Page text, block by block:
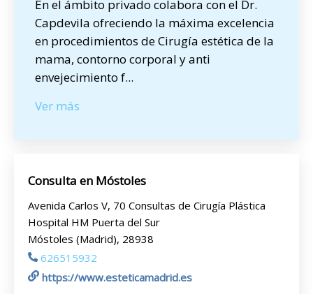
En el ámbito privado colabora con el Dr.
Capdevila ofreciendo la máxima excelencia
en procedimientos de Cirugía estética de la
mama, contorno corporal y anti
envejecimiento f...
Ver más
Consulta en Móstoles
Avenida Carlos V, 70 Consultas de Cirugía Plástica
Hospital HM Puerta del Sur
Móstoles (Madrid), 28938
626515932
https://www.esteticamadrid.es